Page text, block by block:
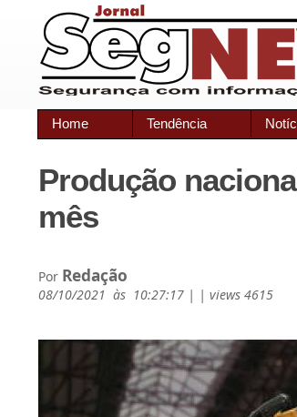
Home Tendência
Produção
mês
Por Redação
08/10/2021 às 10:27:17 | | views 4615